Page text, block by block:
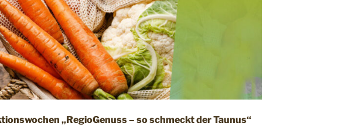
„RegioGenuss – so schmeckt der Taunus“